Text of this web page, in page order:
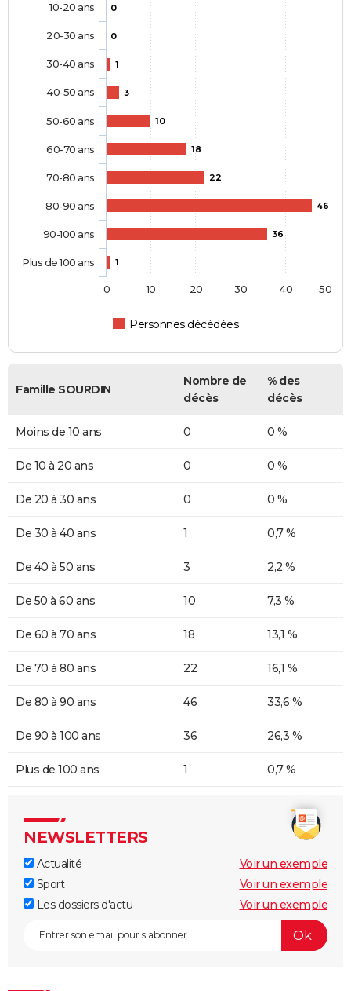
0
0
1
3
10
18
22
46
36
1
Personnes décédées
10-20 ans
20-30 ans
30-40 ans
40-50 ans
50-60 ans
60-70 ans
70-80 ans
80-90 ans
90-100 ans
Plus de 100 ans
0 10 20 30 40 50
Famille SOURDIN
Nombre de
décès
% des
décès
Moins de 10 ans 0 0 %
De 10 à 20 ans 0 0 %
De 20 à 30 ans 0 0 %
De 30 à 40 ans 1 0,7 %
De 40 à 50 ans 3 2,2 %
De 50 à 60 ans 10 7,3 %
De 60 à 70 ans 18 13,1 %
De 70 à 80 ans 22 16,1 %
De 80 à 90 ans 46 33,6 %
De 90 à 100 ans 36 26,3 %
Plus de 100 ans 1 0,7 %
NEWSLETTERS
Actualité
Voir un exemple
Sport
Voir un exemple
Les dossiers d'actu
Voir un exemple